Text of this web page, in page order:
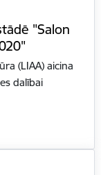
"Salon
(LIAA) aicina
dalībai